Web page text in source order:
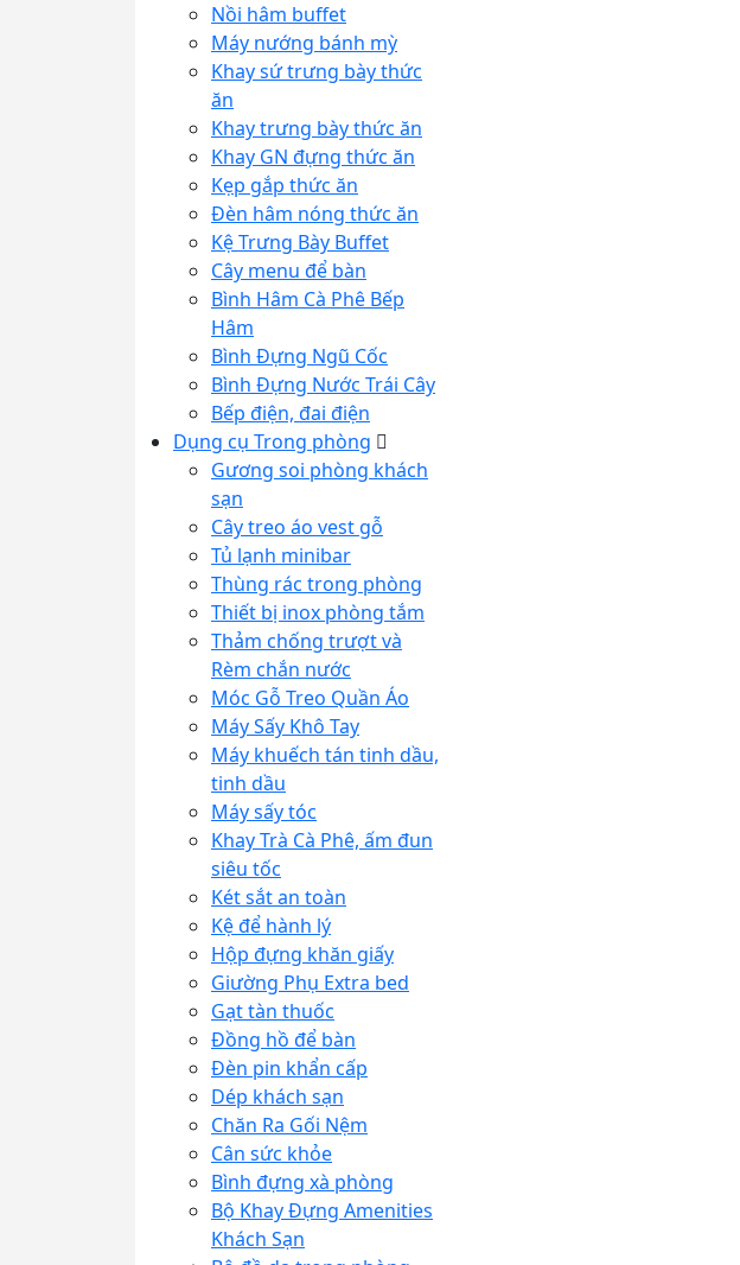
Nồi hâm buffet
Máy nướng bánh mỳ
Khay sứ trưng bày thức
ăn
Khay trưng bày thức ăn
Khay GN đựng thức ăn
Kẹp gắp thức ăn
Đèn hâm nóng thức ăn
Kệ Trưng Bày Buffet
Cây menu để bàn
Bình Hâm Cà Phê Bếp
Hâm
Bình Đựng Ngũ Cốc
Bình Đựng Nước Trái Cây
Bếp điện, đai điện
Dụng cụ Trong phòng
Gương soi phòng khách
sạn
Cây treo áo vest gỗ
Tủ lạnh minibar
Thùng rác trong phòng
Thiết bị inox phòng tắm
Thảm chống trượt và
Rèm chắn nước
Móc Gỗ Treo Quần Áo
Máy Sấy Khô Tay
Máy khuếch tán tinh dầu,
tinh dầu
Máy sấy tóc
Khay Trà Cà Phê, ấm đun
siêu tốc
Két sắt an toàn
Kệ để hành lý
Hộp đựng khăn giấy
Giường Phụ Extra bed
Gạt tàn thuốc
Đồng hồ để bàn
Đèn pin khẩn cấp
Dép khách sạn
Chăn Ra Gối Nệm
Cân sức khỏe
Bình đựng xà phòng
Bộ Khay Đựng Amenities
Khách Sạn